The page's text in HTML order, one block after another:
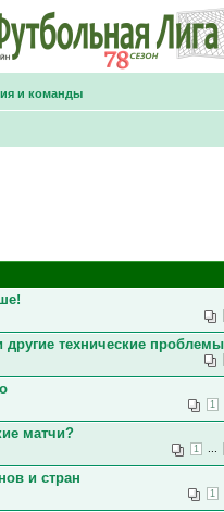
и команды
другие технические проблемы
1
матчи?
1
и стран
1